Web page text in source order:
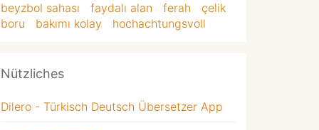
beyzbol sahası
faydalı alan ferah
çelik
boru
bakımı kolay hochachtungsvoll
Nützliches
Dilero - Türkisch Deutsch Übersetzer App